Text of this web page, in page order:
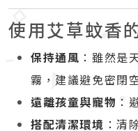
使用艾草蚊香
保持通風 ：雖然是
霧，建議避免密閉
遠離孩童與寵物 ：
搭配清潔環境 ：清